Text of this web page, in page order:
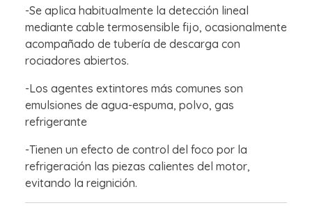
-Se aplica habitualmente la detección lineal
mediante cable termosensible fijo, ocasionalmente
acompañado de tubería de descarga con
rociadores abiertos.
-Los agentes extintores más comunes son
emulsiones de agua-espuma, polvo, gas
refrigerante
-Tienen un efecto de control del foco por la
refrigeración las piezas calientes del motor,
evitando la reignición.